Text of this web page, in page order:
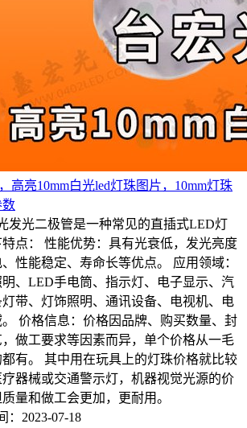
高亮10mm白光led灯珠图片，10mm灯珠
数
发光二极管是一种常见的直插式LED灯
点： 性能优势：具有光衰低，发光亮度
性能稳定、寿命长等优点。 应用领域：
、LED手电筒、指示灯、电子显示、汽
带、灯饰照明、通讯设备、电视机、电
价格信息：价格因品牌、购买数量、封
做工要求等因素而异，单个价格从一毛
有。 其中用在玩具上的灯珠价格就比较
器械或交通警示灯，机器视觉光源的价
量和做工会更加，更耐用。
：2023-07-18